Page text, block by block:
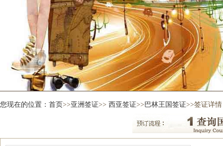
您现在的位置： 首页>>亚洲签证>> 西亚签证>> 巴林王国签证>>签证详情